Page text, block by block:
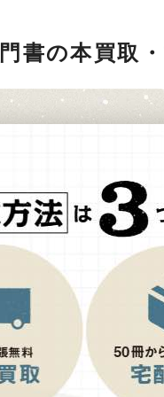
書の本買取